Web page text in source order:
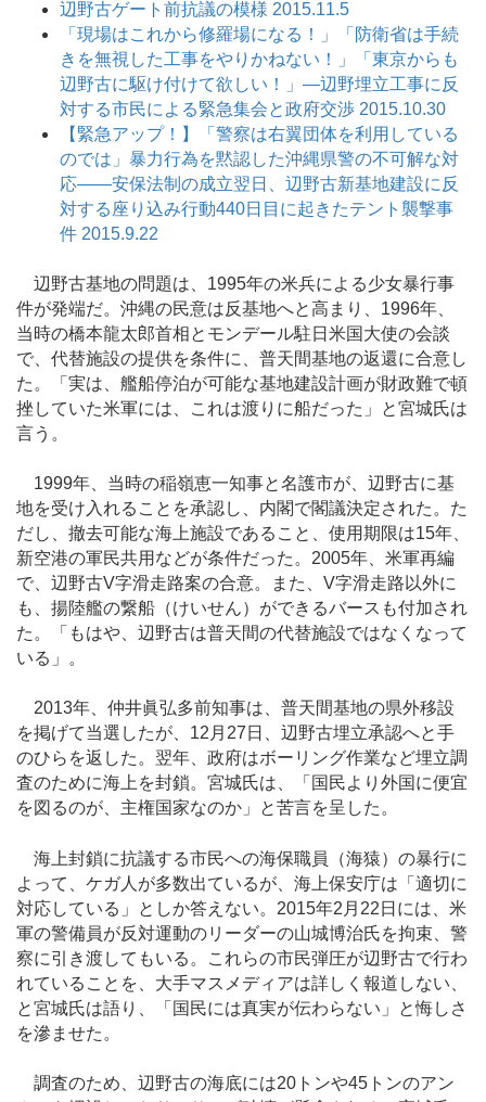
辺野古ゲート前抗議の模様 2015.11.5
「現場はこれから修羅場になる！」「防衛省は手続
きを無視した工事をやりかねない！」「東京からも
辺野古に駆け付けて欲しい！」―辺野埋立工事に反
対する市民による緊急集会と政府交渉 2015.10.30
【緊急アップ！】「警察は右翼団体を利用している
のでは」暴力行為を黙認した沖縄県警の不可解な対
応――安保法制の成立翌日、辺野古新基地建設に反
対する座り込み行動440日目に起きたテント襲撃事
件 2015.9.22
辺野古基地の問題は、1995年の米兵による少女暴行事
件が発端だ。沖縄の民意は反基地へと高まり、1996年、
当時の橋本龍太郎首相とモンデール駐日米国大使の会談
で、代替施設の提供を条件に、普天間基地の返還に合意し
た。「実は、艦船停泊が可能な基地建設計画が財政難で頓
挫していた米軍には、これは渡りに船だった」と宮城氏は
言う。
1999年、当時の稲嶺恵一知事と名護市が、辺野古に基
地を受け入れることを承認し、内閣で閣議決定された。た
だし、撤去可能な海上施設であること、使用期限は15年、
新空港の軍民共用などが条件だった。2005年、米軍再編
で、辺野古V字滑走路案の合意。また、V字滑走路以外に
も、揚陸艦の繋船（けいせん）ができるバースも付加され
た。「もはや、辺野古は普天間の代替施設ではなくなって
いる」。
2013年、仲井眞弘多前知事は、普天間基地の県外移設
を掲げて当選したが、12月27日、辺野古埋立承認へと手
のひらを返した。翌年、政府はボーリング作業など埋立調
査のために海上を封鎖。宮城氏は、「国民より外国に便宜
を図るのが、主権国家なのか」と苦言を呈した。
海上封鎖に抗議する市民への海保職員（海猿）の暴行に
よって、ケガ人が多数出ているが、海上保安庁は「適切に
対応している」としか答えない。2015年2月22日には、米
軍の警備員が反対運動のリーダーの山城博治氏を拘束、警
察に引き渡してもいる。これらの市民弾圧が辺野古で行わ
れていることを、大手マスメディアは詳しく報道しない、
と宮城氏は語り、「国民には真実が伝わらない」と悔しさ
を滲ませた。
調査のため、辺野古の海底には20トンや45トンのアン